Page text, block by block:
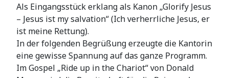
Als Eingangsstück erklang als Kanon „Glorify Jesus
– Jesus ist my salvation“ (Ich verherrliche Jesus, er
ist meine Rettung).
In der folgenden Begrüßung erzeugte die Kantorin
eine gewisse Spannung auf das ganze Programm.
Im Gospel „Ride up in the Chariot“ von Donald